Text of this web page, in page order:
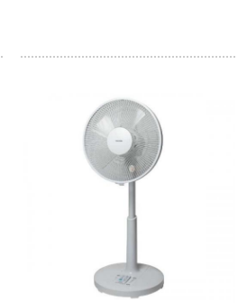
ダイキン ストリーマ